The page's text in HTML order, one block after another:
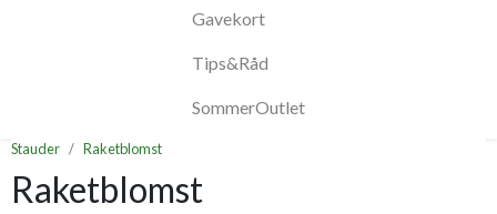
Gavekort
Tips&Råd
SommerOutlet
Stauder Raketblomst
Raketblomst